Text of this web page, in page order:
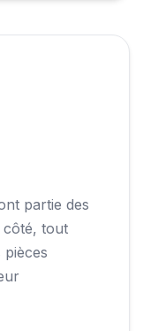
partie des
côté, tout